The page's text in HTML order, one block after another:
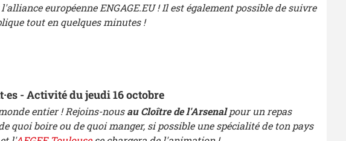
européenne ENGAGE.EU ! Il est également possible de suivre
tout en quelques minutes !
·es - Activité du jeudi 16 octobre
entier ! Rejoins-nousau Cloître de l'Arsenalpour un repas
boire ou de quoi manger, si possible une spécialité de ton pays